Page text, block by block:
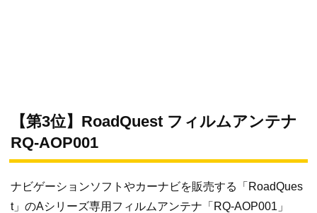
【第3位】RoadQuest フィルムアンテナ
RQ-AOP001
ナビゲーションソフトやカーナビを販売する「RoadQues
t」のAシリーズ専用フィルムアンテナ「RQ-AOP001」